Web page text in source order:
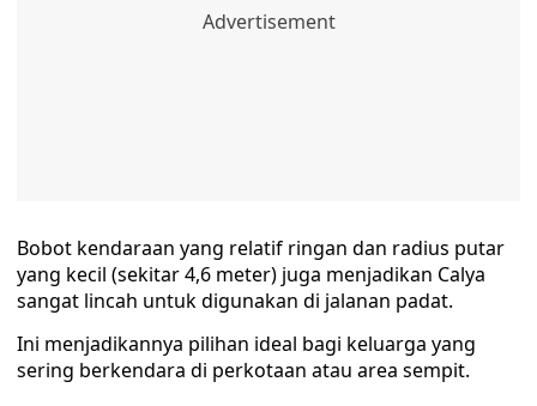
Bobot kendaraan yang relatif ringan dan radius putar
yang kecil (sekitar 4,6 meter) juga menjadikan Calya
sangat lincah untuk digunakan di jalanan padat.
Ini menjadikannya pilihan ideal bagi keluarga yang
sering berkendara di perkotaan atau area sempit.